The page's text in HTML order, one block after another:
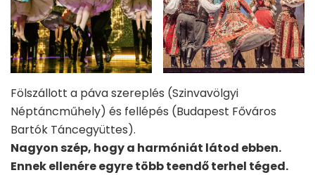
Fölszállott a páva szereplés (Szinvavölgyi
Néptáncműhely) és fellépés (Budapest Főváros
Bartók Táncegyüttes).
Nagyon szép, hogy a harmóniát látod ebben.
Ennek ellenére egyre több teendő terhel téged.